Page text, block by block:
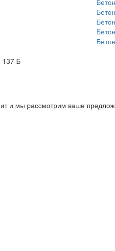
137 Б
и мы рассмотрим ваше